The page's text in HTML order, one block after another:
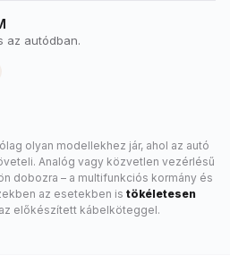
az autódban.
olyan modellekhez jár, ahol az autó
Analóg vagy közvetlen vezérlésű
dobozra – a multifunkciós kormány és
az esetekben is tökéletesen
az előkészített kábelköteggel.